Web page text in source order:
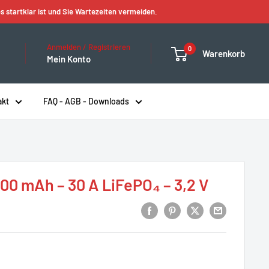
startklar ist und Sie Wartezeiten vermeiden.
Anmelden / Registrieren
Mein Konto
0 Warenkorb
FAQ - AGB - Downloads
mAh – 30 A LiFePO₄ – 3,2 V